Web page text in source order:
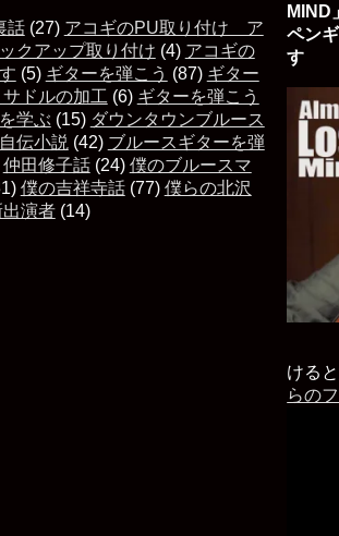
話(27) アコギのPU取り付け ア
クアップ取り付け (4) アコギの
(5) ギターを弾こう (87) ギター
ドルの加工 (6) ギターを弾こう
学ぶ (15) ダウンタウンブルース
伝小説 (42) ブルースギターを弾
仲田修子話(24) 僕のブルースマ
僕の吉祥寺話(77) 僕らの北沢
出演者(14)
MIND」
ペン
す
ける
らの